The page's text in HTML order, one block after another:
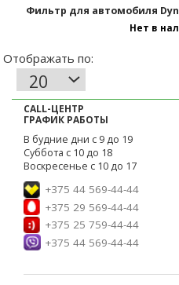
Фильтр для автомобиля
Нет в
CALL-ЦЕНТР
ГРАФИК РАБОТЫ
В будние дни с 9 до 19
Суббота с 10 до 18
Воскресенье с 10 до 17
+375 44 569-44-44
+375 29 569-44-44
+375 25 759-44-44
+375 44 569-44-44